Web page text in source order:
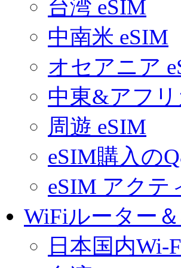
台湾 eSIM
中南米 eSIM
オセアニア
中東&アフリ
周遊 eSIM
eSIM購入の
eSIM アクテ
WiFiルーター
日本国内Wi-